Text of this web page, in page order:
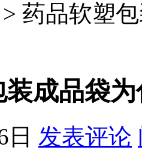
> 药品软塑
成品袋
日 发表评论